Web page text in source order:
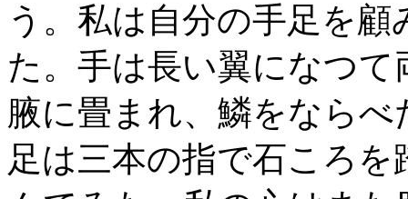
う。私は自分の手足を顧
た。手は長い翼になつて
腋に畳まれ、鱗をならべ
足は三本の指で石ころを